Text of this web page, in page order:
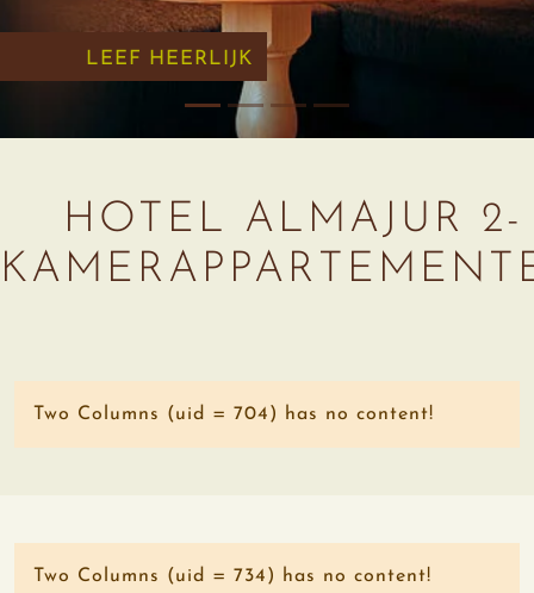
LEEF HEERLIJK
HOTEL ALMAJUR 2-
Two Columns (uid = 704) has no content!
Two Columns (uid = 734) has no content!